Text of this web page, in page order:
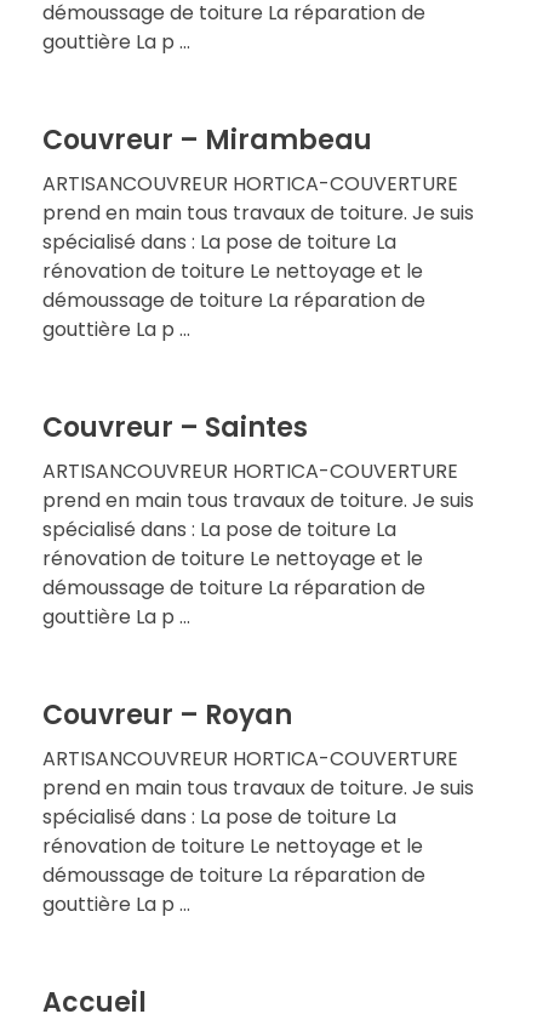
démoussage de toiture La réparation de
gouttière La p ...
Couvreur – Mirambeau
ARTISANCOUVREUR HORTICA-COUVERTURE
prend en main tous travaux de toiture. Je suis
spécialisé dans : La pose de toiture La
rénovation de toiture Le nettoyage et le
démoussage de toiture La réparation de
gouttière La p ...
Couvreur – Saintes
ARTISANCOUVREUR HORTICA-COUVERTURE
prend en main tous travaux de toiture. Je suis
spécialisé dans : La pose de toiture La
rénovation de toiture Le nettoyage et le
démoussage de toiture La réparation de
gouttière La p ...
Couvreur – Royan
ARTISANCOUVREUR HORTICA-COUVERTURE
prend en main tous travaux de toiture. Je suis
spécialisé dans : La pose de toiture La
rénovation de toiture Le nettoyage et le
démoussage de toiture La réparation de
gouttière La p ...
Accueil